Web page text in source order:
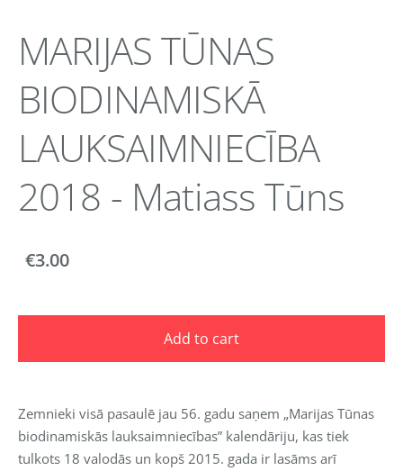
MARIJAS TŪNAS
BIODINAMISKĀ
LAUKSAIMNIECĪBA
2018 - Matiass Tūns
€3.00
Add to cart
Zemnieki visā pasaulē jau 56. gadu saņem „Marijas Tūnas
biodinamiskās lauksaimniecības” kalendāriju, kas tiek
tulkots 18 valodās un kopš 2015. gada ir lasāms arī